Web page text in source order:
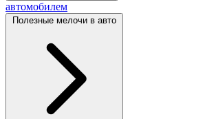
автомобилем
Полезные мелочи в авто